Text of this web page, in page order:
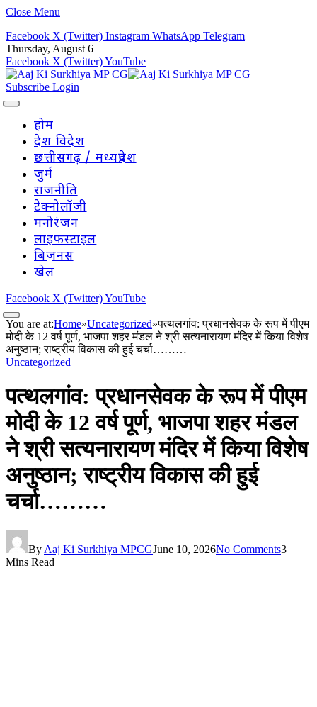
Close Menu
Facebook X (Twitter) Instagram WhatsApp Telegram
Thursday, August 6
Facebook X (Twitter)YouTube
Subscribe Login
होम
देश विदेश
छत्तीसगढ़ / मध्यप्रदेश
जुर्म
राजनीति
टेक्नोलॉजी
मनोरंजन
लाइफस्टाइल
बिज़नस
खेल
Facebook X (Twitter)YouTube
You are at:Home»Uncategorized»पत्थलगांव: प्रधानसेवक के रूप में पीएम
मोदी के 12 वर्ष पूर्ण, भाजपा शहर मंडल ने श्री सत्यनारायण मंदिर में किया विशेष
अनुष्ठान; राष्ट्रीय विकास की हुई चर्चा………
Uncategorized
पत्थलगांव: प्रधानसेवक के रूप में पीएम
मोदी के 12 वर्ष पूर्ण, भाजपा शहर मंडल
ने श्री सत्यनारायण मंदिर में किया विशेष
अनुष्ठान; राष्ट्रीय विकास की हुई
चर्चा………
By Aaj Ki Surkhiya MPCGJune 10, 2026No Comments3
Mins Read